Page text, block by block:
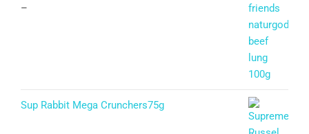
–
Sup Rabbit Mega Crunchers75g